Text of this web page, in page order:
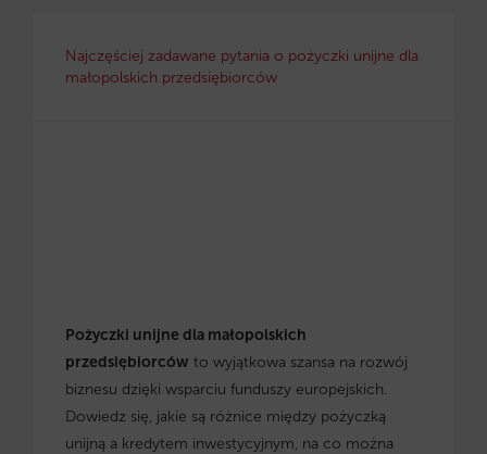
Najczęściej zadawane pytania o pożyczki unijne dla
małopolskich przedsiębiorców
Pożyczki unijne dla małopolskich
przedsiębiorców to wyjątkowa szansa na rozwój
biznesu dzięki wsparciu funduszy europejskich.
Dowiedz się, jakie są różnice między pożyczką
unijną a kredytem inwestycyjnym, na co można